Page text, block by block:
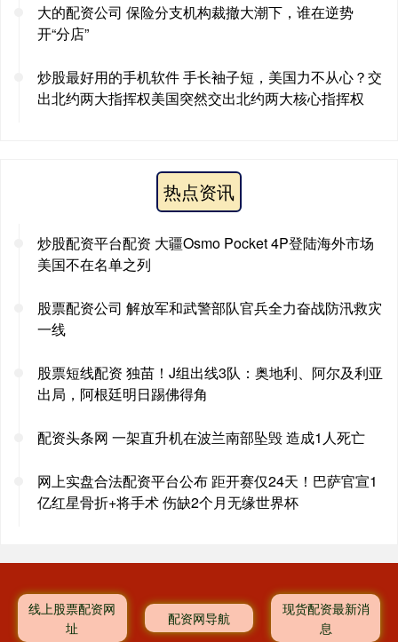
大的配资公司 保险分支机构裁撤大潮下，谁在逆势
开“分店”
炒股最好用的手机软件 手长袖子短，美国力不从心？交
出北约两大指挥权美国突然交出北约两大核心指挥权
热点资讯
炒股配资平台配资 大疆Osmo Pocket 4P登陆海外市场
美国不在名单之列
股票配资公司 解放军和武警部队官兵全力奋战防汛救灾
一线
股票短线配资 独苗！J组出线3队：奥地利、阿尔及利亚
出局，阿根廷明日踢佛得角
配资头条网 一架直升机在波兰南部坠毁 造成1人死亡
网上实盘合法配资平台公布 距开赛仅24天！巴萨官宣1
亿红星骨折+将手术 伤缺2个月无缘世界杯
线上股票配资网
址
配资网导航
现货配资最新消
息